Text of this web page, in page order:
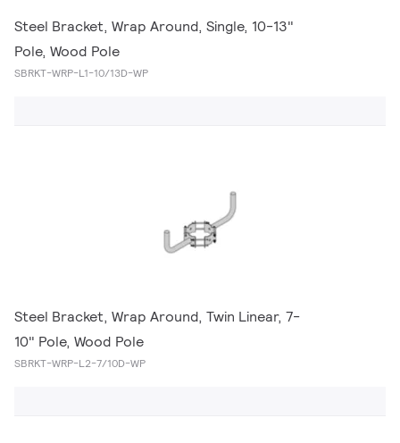
Steel Bracket, Wrap Around, Single, 10-13"
Pole, Wood Pole
SBRKT-WRP-L1-10/13D-WP
Steel Bracket, Wrap Around, Twin Linear, 7-
10" Pole, Wood Pole
SBRKT-WRP-L2-7/10D-WP